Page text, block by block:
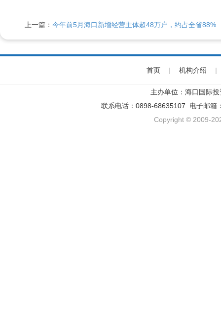
上一篇： 今年前5月海口新增经营主体超48万户，约占全省88%
首页 | 机构介绍 |
主办单位：海口国际
联系电话：0898-68635107 电子邮箱
Copyright © 2009-